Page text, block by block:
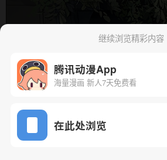
下一话 腾漫
继续浏览精彩内容
腾讯动漫App
海量漫画 新人7天免费看
在此处浏览